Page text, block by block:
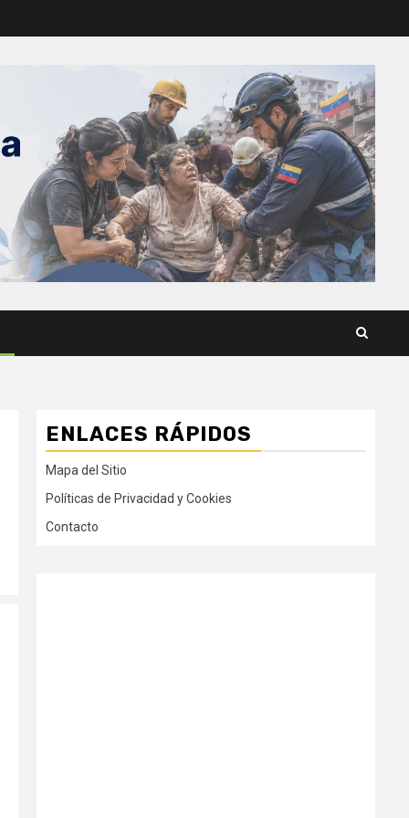
ENLACES RÁPIDOS
Mapa del Sitio
Políticas de Privacidad y Cookies
Contacto